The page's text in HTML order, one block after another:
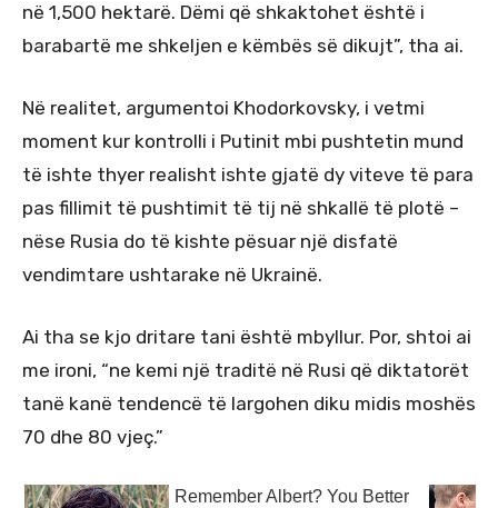
në 1,500 hektarë. Dëmi që shkaktohet është i
barabartë me shkeljen e këmbës së dikujt”, tha ai.
Në realitet, argumentoi Khodorkovsky, i vetmi
moment kur kontrolli i Putinit mbi pushtetin mund
të ishte thyer realisht ishte gjatë dy viteve të para
pas fillimit të pushtimit të tij në shkallë të plotë –
nëse Rusia do të kishte pësuar një disfatë
vendimtare ushtarake në Ukrainë.
Ai tha se kjo dritare tani është mbyllur. Por, shtoi ai
me ironi, “ne kemi një traditë në Rusi që diktatorët
tanë kanë tendencë të largohen diku midis moshës
70 dhe 80 vjeç.”